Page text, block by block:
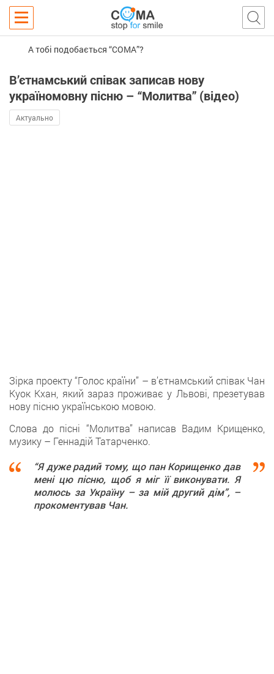
А тобі подобається “COMA”?
В’єтнамський співак записав нову
україномовну пісню – “Молитва” (відео)
Актуально
Зірка проекту “Голос країни” – в’єтнамський співак Чан
Куок Кхан, який зараз проживає у Львові, презетував
нову пісню українською мовою.
Слова до пісні “Молитва” написав Вадим Крищенко,
музику – Геннадій Татарченко.
“Я дуже радий тому, що пан Корищенко дав
мені цю пісню, щоб я міг її виконувати. Я
молюсь за Україну – за мій другий дім”, –
прокоментував Чан.